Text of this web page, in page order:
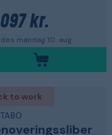
kr.
mandag 10. aug.
to work